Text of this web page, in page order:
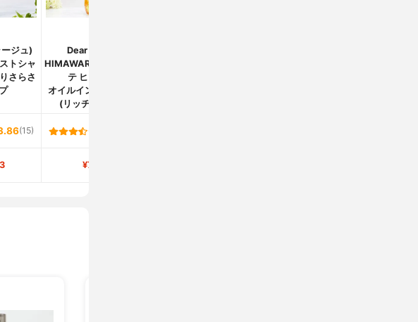
ジュ)
トシャ
さらさ
Dear Beauté
HIMAWARI(ディアボー
テ ヒマワリ)
オイルインシャンプー
(リッチ&リペア)
(15)
¥737